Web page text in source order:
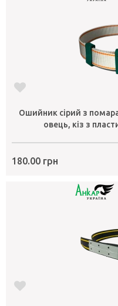
Ошийник сірий з
овець, кіз з
180.00 грн